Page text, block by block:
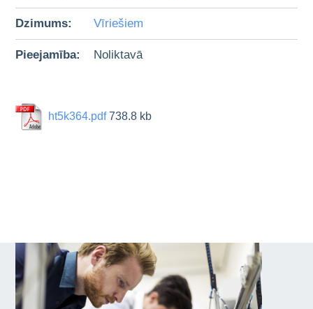
Dzimums: Vīriešiem
Pieejamība: Noliktavā
ht5k364.pdf 738.8 kb